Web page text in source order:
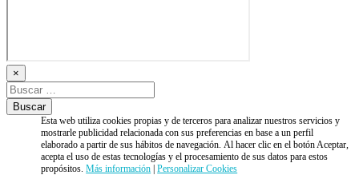
×
Esta web utiliza cookies propias y de terceros para analizar nuestros servicios y
mostrarle publicidad relacionada con sus preferencias en base a un perfil
elaborado a partir de sus hábitos de navegación. Al hacer clic en el botón Aceptar,
acepta el uso de estas tecnologías y el procesamiento de sus datos para estos
propósitos.Más información |Personalizar Cookies